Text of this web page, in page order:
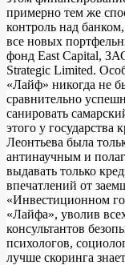
примерно тем же
контроль над
все новых
фонд East Capital,
Strategic Limited.
«Лайф» никогда не
сравнительно
санировать
этого у государства
Леонтьева была
антинаучным и
выдавать только
впечатлений от
«Инвестиционном
«Лайфа», уволив
консультантов
психологов,
лучше скоринга